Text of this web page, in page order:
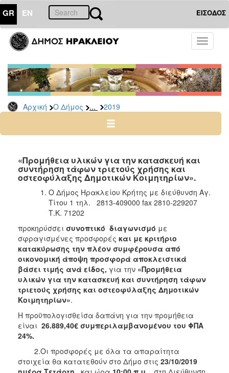
GR EN ΕΙΣΟΔΟΣ
Toggle
Αρχική Ο Δήμος ... 2019
ΔΗΜΟΣ
Διακηρύξεις
-
Δημοπρασίες
Αρχείο
2025
2023
2022
2021
2020
2019
2018
2017
2016
2015
2013
ΤΟΠΟΣ
«Προμήθεια υλικών για την κατασκευή και
συντήρηση τάφων τριετούς χρήσης και
οστεοφύλαξης Δημοτικών Κοιμητηρίων».
Ο Δήμος Ηρακλείου Κρήτης με διεύθυνση Αγ.
Τίτου 1 τηλ. 2813-409000 fax 2810-229207
Τ.Κ. 71202
προκηρύσσει συνοπτικό διαγωνισμό με
σφραγισμένες προσφορές και με κριτήριο
κατακύρωσης την πλέον συμφέρουσα από
οικονομική άποψη προσφορά αποκλειστικά
βάσει τιμής ανά είδος, για την «Προμήθεια
υλικών για την κατασκευή και συντήρηση τάφων
τριετούς χρήσης και οστεοφύλαξης Δημοτικών
Κοιμητηρίων».
Η προϋπολογισθείσα δαπάνη για την προμήθεια
είναι 26.889,40€ συμπεριλαμβανομένου του ΦΠΑ
24%.
2.Οι προσφορές με όλα τα απαραίτητα
στοιχεία θα κατατεθούν στο Δήμο στις 23/10/2019